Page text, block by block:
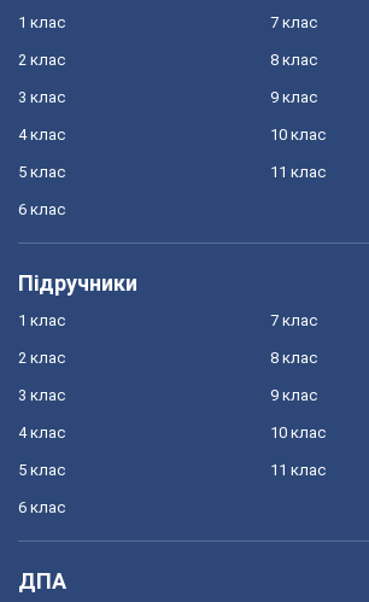
1 клас
2 клас
3 клас
4 клас
5 клас
6 клас
7 клас
8 клас
9 клас
10 клас
11 клас
Підручники
1 клас
2 клас
3 клас
4 клас
5 клас
6 клас
7 клас
8 клас
9 клас
10 клас
11 клас
ДПА